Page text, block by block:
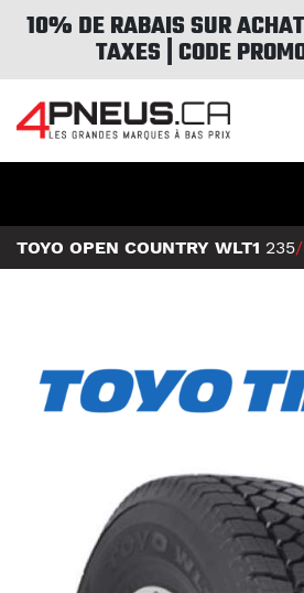
10% DE RABAIS SUR
TAXES | CODE
TOYO OPEN COUNTRY WLT1 235/